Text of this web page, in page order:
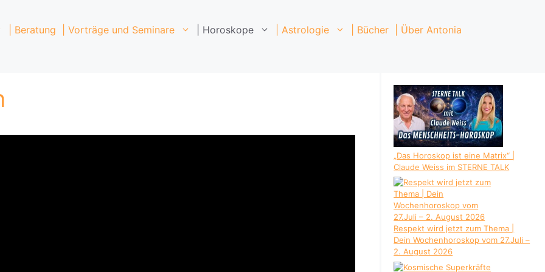
| Beratung | Vorträge und Seminare | Horoskope | Astrologie | Bücher
| Über Antonia
„Das Horoskop ist eine Matrix“ |
Claude Weiss im STERNE TALK
Respekt wird jetzt zum Thema |
Dein Wochenhoroskop vom 27.Juli –
2. August 2026